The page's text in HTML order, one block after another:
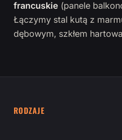
francuskie (panele
Łączymy stal kutą z
dębowym, szkłem
RODZAJE